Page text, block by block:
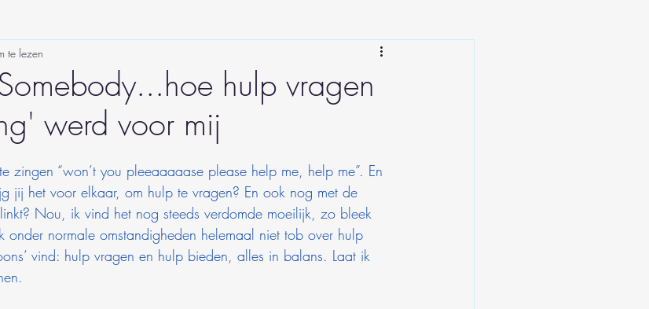
hulp vragen
werd voor mij
te lezen
zingen “won’t you pleeaaaaase please help me, help me”. En
jij het voor elkaar, om hulp te vragen? En ook nog met de
Nou, ik vind het nog steeds verdomde moeilijk, zo bleek
normale omstandigheden helemaal niet tob over hulp
vind: hulp vragen en hulp bieden, alles in balans. Laat ik